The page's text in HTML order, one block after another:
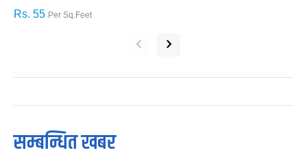
Rs. 55 Per Sq.Feet
‹ ›
सम्बन्धित खबर